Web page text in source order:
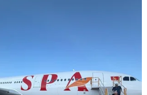
trên những tuyến đường tuần tra
đất nước.